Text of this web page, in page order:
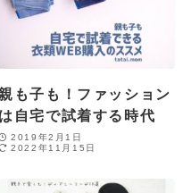
も子も！ファッション
は自宅で試着する時代
2019年2月1日
2022年11月15日